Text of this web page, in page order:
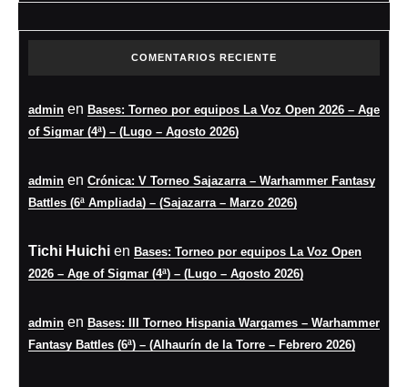
COMENTARIOS RECIENTE
admin en Bases: Torneo por equipos La Voz Open 2026 – Age
of Sigmar (4ª) – (Lugo – Agosto 2026)
admin en Crónica: V Torneo Sajazarra – Warhammer Fantasy
Battles (6ª Ampliada) – (Sajazarra – Marzo 2026)
Tichi Huichi en Bases: Torneo por equipos La Voz Open
2026 – Age of Sigmar (4ª) – (Lugo – Agosto 2026)
admin en Bases: III Torneo Hispania Wargames – Warhammer
Fantasy Battles (6ª) – (Alhaurín de la Torre – Febrero 2026)